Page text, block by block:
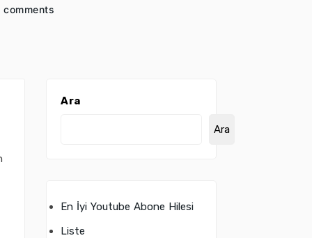
comments
Ara
Ara
En İyi Youtube Abone Hilesi
Liste